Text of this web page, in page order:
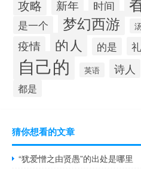
攻略 新年 时间
是一个 梦幻西游
疫情 的人 的是
自己的 英语 诗人
都是
猜你想看的文章
“犹爱憎之由贤愚”的出处是哪里